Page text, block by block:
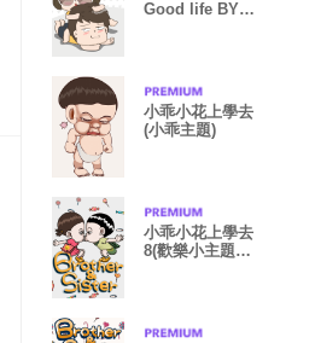
Good life BY :
小乖小花上學去
(小乖主題)
小乖小花上學去
8(歡樂小主題